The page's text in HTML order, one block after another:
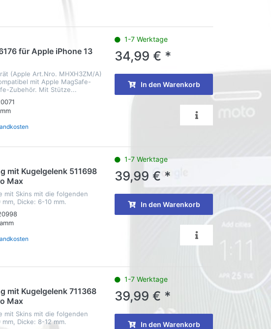
für Apple iPhone 13
(Apple Art.Nro. MHXH3ZM/A)
mit Apple MagSafe-
Zubehör. Mit Stütze...
1-7 Werktage
34,99 € *
In den Warenkorb
mit Kugelgelenk 511698
Max
mit Skins mit die folgenden
Dicke: 6-10 mm.
1-7 Werktage
39,99 € *
In den Warenkorb
mit Kugelgelenk 711368
Max
mit Skins mit die folgenden
Dicke: 8-12 mm.
1-7 Werktage
39,99 € *
In den Warenkorb